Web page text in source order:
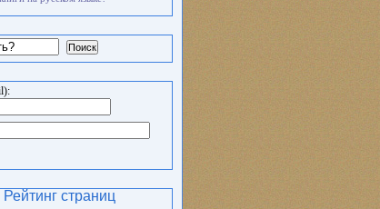
Поиск
Рейтинг страниц